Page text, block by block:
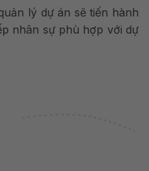
lý dự án sẽ tiến hành
nhân sự phù hợp với dự